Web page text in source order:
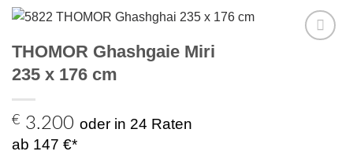
THOMOR Ghashgaie Miri
235 x 176 cm
€ 3.200 oder in 24 Raten
ab 147 €*